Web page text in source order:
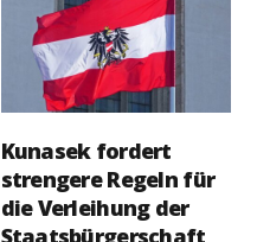
Kunasek fordert
strengere Regeln für
die Verleihung der